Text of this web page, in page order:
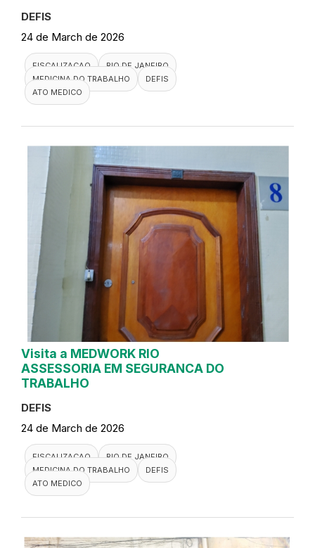
DEFIS
24 de March de 2026
FISCALIZACAO
RIO DE JANEIRO
MEDICINA DO TRABALHO
DEFIS
ATO MEDICO
Visita a MEDWORK RIO
ASSESSORIA EM SEGURANCA DO
TRABALHO
DEFIS
24 de March de 2026
FISCALIZACAO
RIO DE JANEIRO
MEDICINA DO TRABALHO
DEFIS
ATO MEDICO